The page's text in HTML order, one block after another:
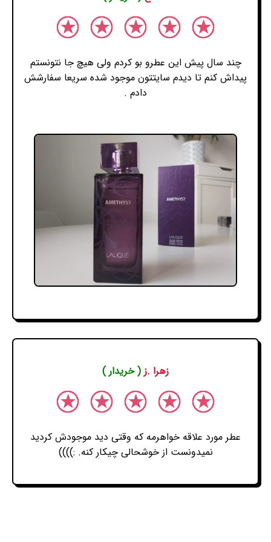
چند سال پیش این عطرو بو کردم ولی هیچ جا نتونستم
پیداش کنم تا دیدم سایتتون موجود شده سریعا سفارشش
دادم .
زهرا .ز( خریدار )
عطر مورد علاقه خواهرمه که وقتی دید موجودش کردید
نمیدونست از خوشحالی چیکار کنه. :))))